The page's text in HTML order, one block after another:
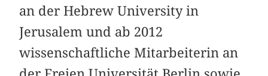
an der Hebrew University in
Jerusalem und ab 2012
wissenschaftliche Mitarbeiterin an